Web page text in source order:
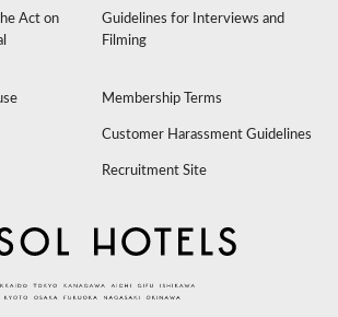
Act on
Guidelines for Interviews and
Filming
Membership Terms
Customer Harassment Guidelines
Recruitment Site